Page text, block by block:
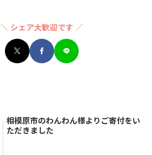
＼ シェア大歓迎です ／
相模原市のわんわん様よりご寄付をい
ただきました